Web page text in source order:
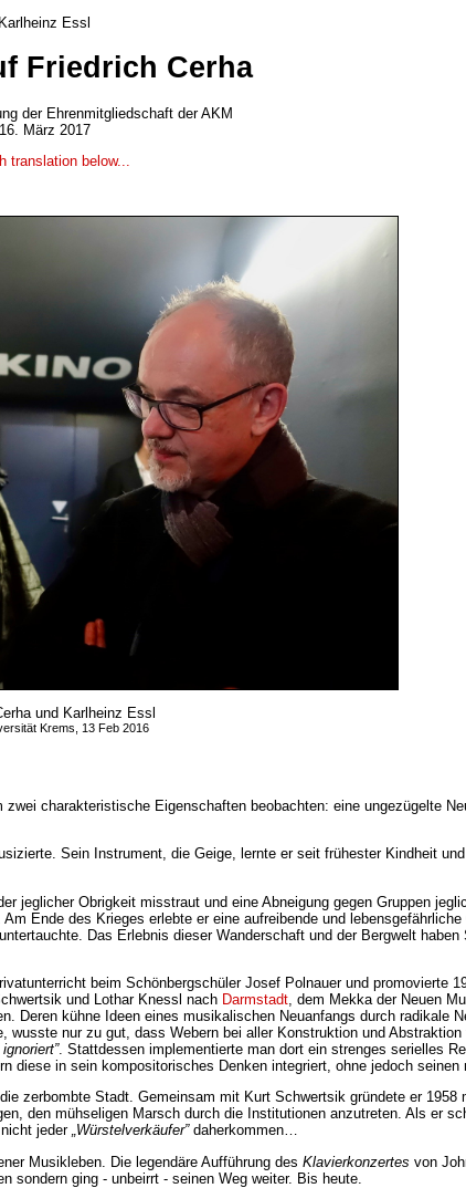
Karlheinz Essl
Friedrich Cerha
der Ehrenmitgliedschaft der AKM
16. März 2017
translation below...
und Karlheinz Essl
Krems, 13 Feb 2016
charakteristische Eigenschaften beobachten: eine ungezügelte
Sein Instrument, die Geige, lernte er seit frühester Kindheit
Obrigkeit misstraut und eine Abneigung gegen Gruppen
Am Ende des Krieges erlebte er eine aufreibende und
Das Erlebnis dieser Wanderschaft und der Bergwelt
beim Schönbergschüler Josef Polnauer und promovierte
und Lothar Knessl nach Darmstadt, dem Mekka der Neuen
Deren kühne Ideen eines musikalischen Neuanfangs durch radikale
wusste nur zu gut, dass Webern bei aller Konstruktion und
. Stattdessen implementierte man dort ein strenges serielles
in sein kompositorisches Denken integriert, ohne jedoch
zerbombte Stadt. Gemeinsam mit Kurt Schwertsik gründete er 1958
den mühseligen Marsch durch die Institutionen anzutreten. Als er
jeder „Würstelverkäufer”daherkommen…
Musikleben. Die legendäre Aufführung des Klavierkonzertes von
ging - unbeirrt - seinen Weg weiter. Bis heute.